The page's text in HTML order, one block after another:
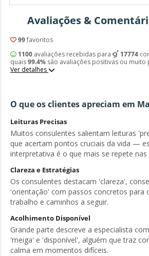
Avaliações &
99favoritos
1100avaliações recebidas para 17774
quais99.4%são avaliações positivas ou muito
Ver detalhes
O que os clientes apreciam em
Leituras Precisas
Muitos consulentes salientam leituras
que acertam pontos cruciais da vida —
interpretativa é o que mais se repete nas
Clareza e Estratégias
Os consulentes destacam 'clareza',
'orientação' com passos concretos para
trabalho e caminhos a seguir.
Acolhimento Disponível
Grande parte descreve a especialista
'meiga' e 'disponível', alguém que traz
calma em momentos difíceis.